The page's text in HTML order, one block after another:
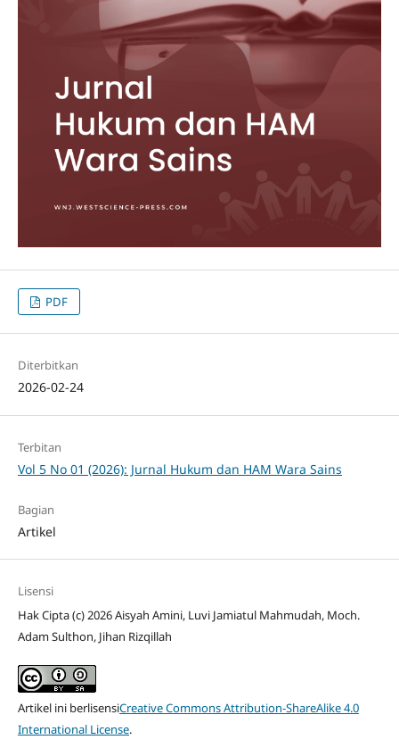
PDF
Diterbitkan
2026-02-24
Terbitan
Vol 5 No 01 (2026): Jurnal Hukum dan HAM Wara Sains
Bagian
Artikel
Lisensi
Hak Cipta (c) 2026 Aisyah Amini, Luvi Jamiatul Mahmudah, Moch.
Adam Sulthon, Jihan Rizqillah
Artikel ini berlisensiCreative Commons Attribution-ShareAlike 4.0
International License.